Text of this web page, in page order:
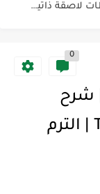
لوازم مدرسية ومكتبية | ملاحظات لاصقة ذاتية على شكل قلب...
0
Infinitives and –ing forms | شرح
قواعد ثاني ثانوي | Traveller3 | الترم